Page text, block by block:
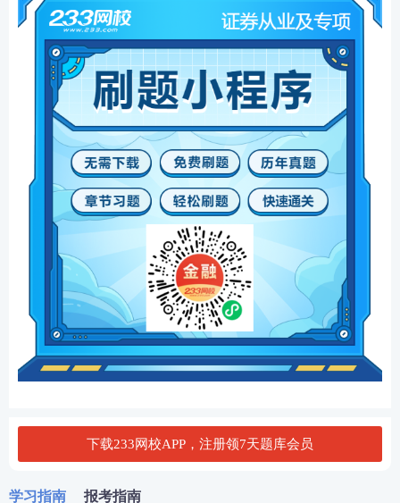
下载233网校APP，注册领7天题库会员
学习指南 报考指南